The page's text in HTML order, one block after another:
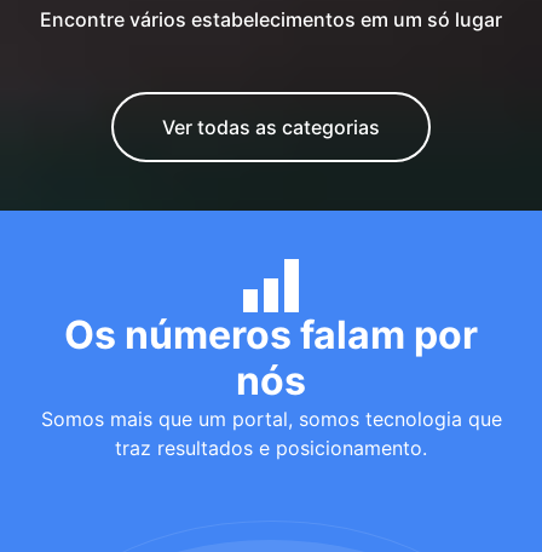
Encontre vários estabelecimentos em um só lugar
Ver todas as categorias
Os números falam por
nós
Somos mais que um portal, somos tecnologia que
traz resultados e posicionamento.